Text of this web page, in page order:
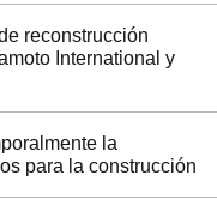
reconstrucción
International y
la
para la construcción